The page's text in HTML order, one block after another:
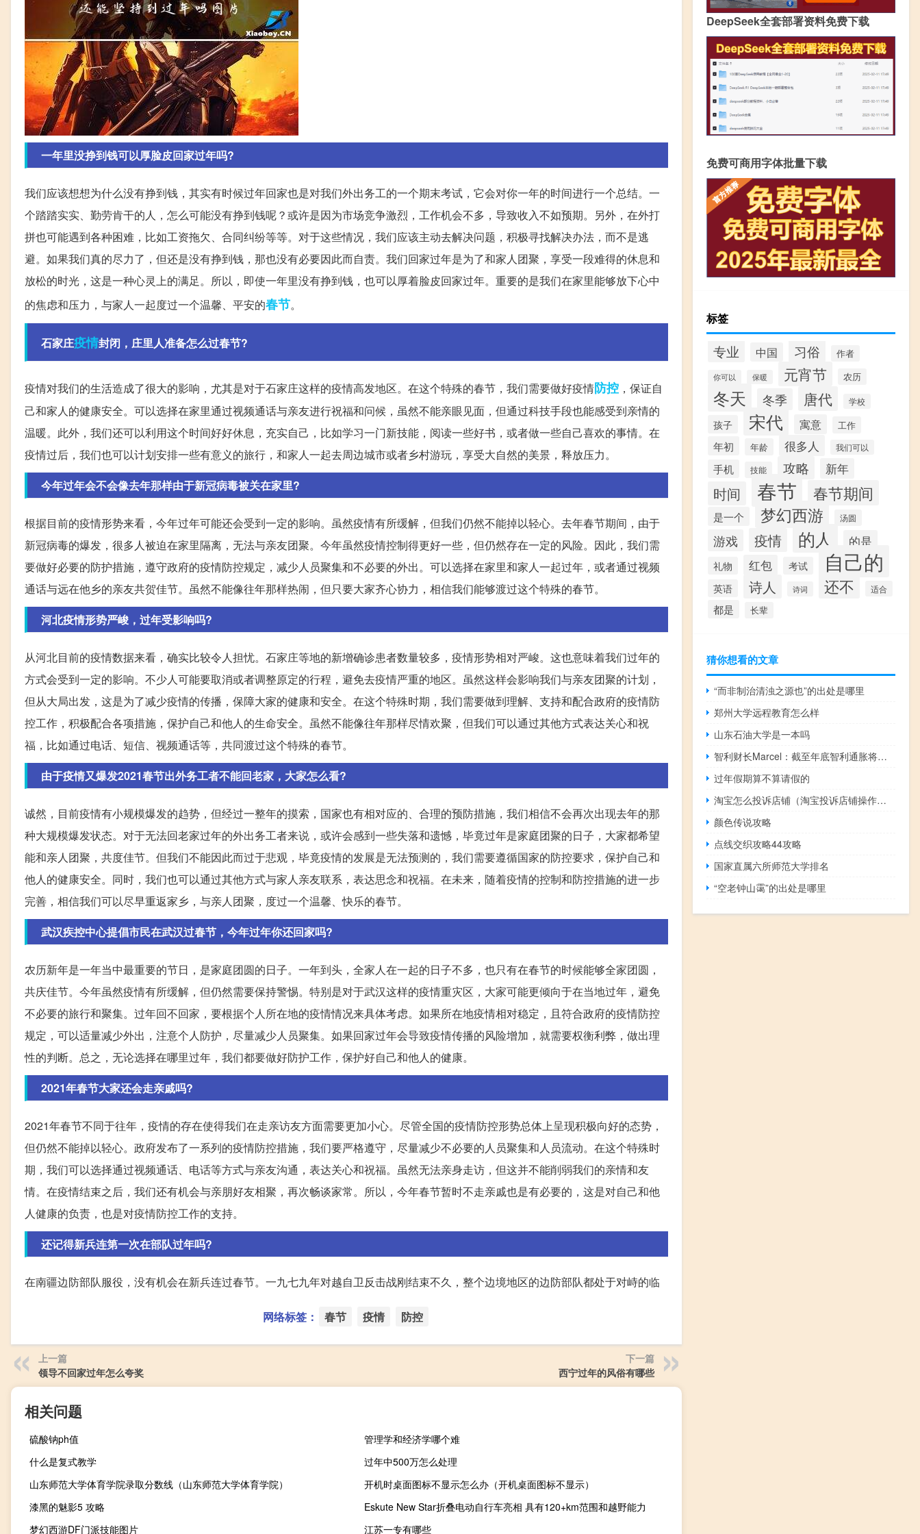
一年里没挣到钱可以厚脸皮回家过年吗?
我们应该想想为什么没有挣到钱，其实有时候过年回家也是对我们外出务工的一个期末考试，它会对你一年的时间进行一个总结。一
个踏踏实实、勤劳肯干的人，怎么可能没有挣到钱呢？或许是因为市场竞争激烈，工作机会不多，导致收入不如预期。另外，在外打
拼也可能遇到各种困难，比如工资拖欠、合同纠纷等等。对于这些情况，我们应该主动去解决问题，积极寻找解决办法，而不是逃
避。如果我们真的尽力了，但还是没有挣到钱，那也没有必要因此而自责。我们回家过年是为了和家人团聚，享受一段难得的休息和
放松的时光，这是一种心灵上的满足。所以，即使一年里没有挣到钱，也可以厚着脸皮回家过年。重要的是我们在家里能够放下心中
的焦虑和压力，与家人一起度过一个温馨、平安的春节。
石家庄疫情封闭，庄里人准备怎么过春节?
疫情对我们的生活造成了很大的影响，尤其是对于石家庄这样的疫情高发地区。在这个特殊的春节，我们需要做好疫情防控 ，保证自
己和家人的健康安全。可以选择在家里通过视频通话与亲友进行祝福和问候，虽然不能亲眼见面，但通过科技手段也能感受到亲情的
温暖。此外，我们还可以利用这个时间好好休息，充实自己，比如学习一门新技能，阅读一些好书，或者做一些自己喜欢的事情。在
疫情过后，我们也可以计划安排一些有意义的旅行，和家人一起去周边城市或者乡村游玩，享受大自然的美景，释放压力。
今年过年会不会像去年那样由于新冠病毒被关在家里?
根据目前的疫情形势来看，今年过年可能还会受到一定的影响。虽然疫情有所缓解，但我们仍然不能掉以轻心。去年春节期间，由于
新冠病毒的爆发，很多人被迫在家里隔离，无法与亲友团聚。今年虽然疫情控制得更好一些，但仍然存在一定的风险。因此，我们需
要做好必要的防护措施，遵守政府的疫情防控规定，减少人员聚集和不必要的外出。可以选择在家里和家人一起过年，或者通过视频
通话与远在他乡的亲友共贺佳节。虽然不能像往年那样热闹，但只要大家齐心协力，相信我们能够渡过这个特殊的春节。
河北疫情形势严峻，过年受影响吗?
从河北目前的疫情数据来看，确实比较令人担忧。石家庄等地的新增确诊患者数量较多，疫情形势相对严峻。这也意味着我们过年的
方式会受到一定的影响。不少人可能要取消或者调整原定的行程，避免去疫情严重的地区。虽然这样会影响我们与亲友团聚的计划，
但从大局出发，这是为了减少疫情的传播，保障大家的健康和安全。在这个特殊时期，我们需要做到理解、支持和配合政府的疫情防
控工作，积极配合各项措施，保护自己和他人的生命安全。虽然不能像往年那样尽情欢聚，但我们可以通过其他方式表达关心和祝
福，比如通过电话、短信、视频通话等，共同渡过这个特殊的春节。
由于疫情又爆发2021春节出外务工者不能回老家，大家怎么看?
诚然，目前疫情有小规模爆发的趋势，但经过一整年的摸索，国家也有相对应的、合理的预防措施，我们相信不会再次出现去年的那
种大规模爆发状态。对于无法回老家过年的外出务工者来说，或许会感到一些失落和遗憾，毕竟过年是家庭团聚的日子，大家都希望
能和亲人团聚，共度佳节。但我们不能因此而过于悲观，毕竟疫情的发展是无法预测的，我们需要遵循国家的防控要求，保护自己和
他人的健康安全。同时，我们也可以通过其他方式与家人亲友联系，表达思念和祝福。在未来，随着疫情的控制和防控措施的进一步
完善，相信我们可以尽早重返家乡，与亲人团聚，度过一个温馨、快乐的春节。
武汉疾控中心提倡市民在武汉过春节，今年过年你还回家吗?
农历新年是一年当中最重要的节日，是家庭团圆的日子。一年到头，全家人在一起的日子不多，也只有在春节的时候能够全家团圆，
共庆佳节。今年虽然疫情有所缓解，但仍然需要保持警惕。特别是对于武汉这样的疫情重灾区，大家可能更倾向于在当地过年，避免
不必要的旅行和聚集。过年回不回家，要根据个人所在地的疫情情况来具体考虑。如果所在地疫情相对稳定，且符合政府的疫情防控
规定，可以适量减少外出，注意个人防护，尽量减少人员聚集。如果回家过年会导致疫情传播的风险增加，就需要权衡利弊，做出理
性的判断。总之，无论选择在哪里过年，我们都要做好防护工作，保护好自己和他人的健康。
2021年春节大家还会走亲戚吗?
2021年春节不同于往年，疫情的存在使得我们在走亲访友方面需要更加小心。尽管全国的疫情防控形势总体上呈现积极向好的态势，
但仍然不能掉以轻心。政府发布了一系列的疫情防控措施，我们要严格遵守，尽量减少不必要的人员聚集和人员流动。在这个特殊时
期，我们可以选择通过视频通话、电话等方式与亲友沟通，表达关心和祝福。虽然无法亲身走访，但这并不能削弱我们的亲情和友
情。在疫情结束之后，我们还有机会与亲朋好友相聚，再次畅谈家常。所以，今年春节暂时不走亲戚也是有必要的，这是对自己和他
人健康的负责，也是对疫情防控工作的支持。
还记得新兵连第一次在部队过年吗?
在南疆边防部队服役，没有机会在新兵连过春节。一九七九年对越自卫反击战刚结束不久，整个边境地区的边防部队都处于对峙的临
网络标签： 春节 疫情 防控
上一篇
领导不回家过年怎么夸奖
下一篇
西宁过年的风俗有哪些
相关问题
硫酸钠ph值
管理学和经济学哪个难
什么是复式教学
过年中500万怎么处理
山东师范大学体育学院录取分数线（山东师范大学体育学院）
开机时桌面图标不显示怎么办（开机桌面图标不显示）
漆黑的魅影5 攻略
Eskute New Star折叠电动自行车亮相 具有120+km范围和越野能力
梦幻西游DF门派技能图片
江苏一专有哪些
DeepSeek全套部署资料免费下载
免费可商用字体批量下载
标签
专业 中国 习俗 作者
你可以 保暖 元宵节 农历
冬天 冬季 唐代 学校
孩子 宋代 寓意 工作
年初 年龄 很多人 我们可以
手机 技能 攻略 新年
时间 春节 春节期间
是一个 梦幻西游 汤圆
游戏 疫情 的人 的是
礼物 红包 考试 自己的
英语 诗人 诗词 还不 适合
都是 长辈
猜你想看的文章
“而非制治清浊之源也”的出处是哪里
郑州大学远程教育怎么样
山东石油大学是一本吗
智利财长Marcel：截至年底智利通胀将达到约4%智利GDP预计在下半年将恢复增长
过年假期算不算请假的
淘宝怎么投诉店铺（淘宝投诉店铺操作步骤）
颜色传说攻略
点线交织攻略44攻略
国家直属六所师范大学排名
“空老钟山霭”的出处是哪里